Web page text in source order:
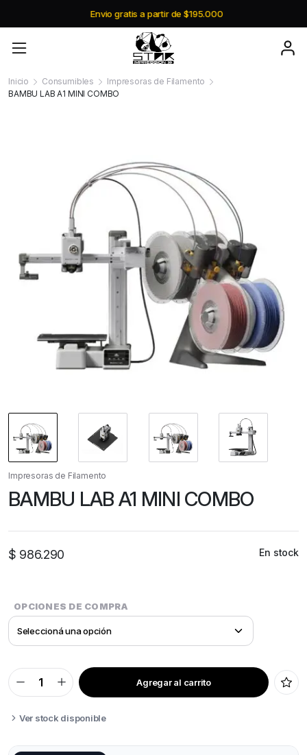
Envio gratis a partir de $195.000
Inicio Consumibles
Impresoras de Filamento
BAMBU LAB A1 MINI COMBO
Impresoras de Filamento
BAMBU LAB A1 MINI COMBO
$ 986.290 En stock
OPCIONES DE COMPRA
BAMBU
LAB
MINI
COMBO
Agregar al carrito
Ver stock disponible